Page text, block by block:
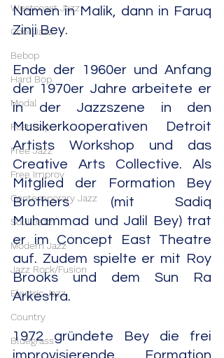
Westcoast Jazz
Cool Jazz
Bebop
Hard Bop
Modal
Post Bop
Free Jazz
Free Improv
Contemporary Jazz
Soul Jazz
Modern Jazz
Jazz Rock/Fusion
Electric Jazz
Country
Bluegrass
Namen in Malik, dann in Faruq
Zinji Bey.
Ende der 1960er und Anfang
der 1970er Jahre arbeitete er
in der Jazzszene in den
Musikerkooperativen Detroit
Artists Workshop und das
Creative Arts Collective. Als
Mitglied der Formation Bey
Brothers (mit Sadiq
Muhammad und Jalil Bey) trat
er im Concept East Theatre
auf. Zudem spielte er mit Roy
Brooks und dem Sun Ra
Arkestra.
1972 gründete Bey die frei